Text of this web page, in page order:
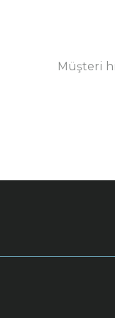
Müşteri